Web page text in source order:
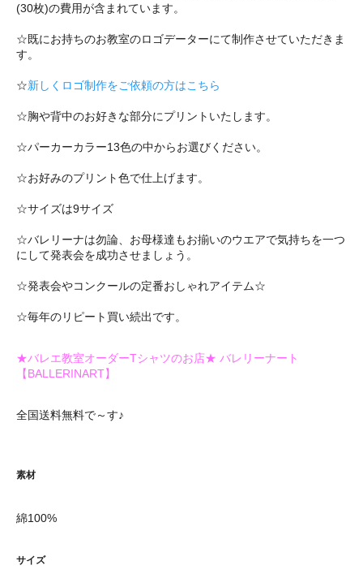
(30枚)の費用が含まれています。
☆既にお持ちのお教室のロゴデーターにて制作させていただきま
す。
☆新しくロゴ制作をご依頼の方はこちら
☆胸や背中のお好きな部分にプリントいたします。
☆パーカーカラー13色の中からお選びください。
☆お好みのプリント色で仕上げます。
☆サイズは9サイズ
☆バレリーナは勿論、お母様達もお揃いのウエアで気持ちを一つ
にして発表会を成功させましょう。
☆発表会やコンクールの定番おしゃれアイテム☆
☆毎年のリピート買い続出です。
★バレエ教室オーダーTシャツのお店★ バレリーナート
【BALLERINART】
全国送料無料で～す♪
素材
綿100%
サイズ